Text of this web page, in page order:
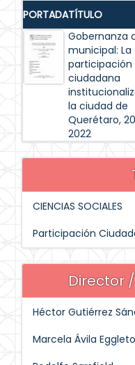
PORTADATÍTULO
Gobernanza
municipal: La
participación
ciudadana
la ciudad de
Querétaro,
2022
CIENCIAS SOCIALES
Participación
Director
Héctor Gutiérrez
Marcela Ávila